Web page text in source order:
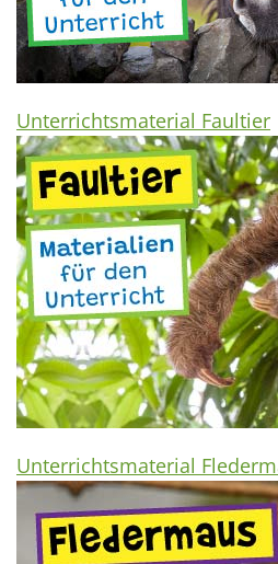
Unterrichtsmaterial Faultier
Unterrichtsmaterial